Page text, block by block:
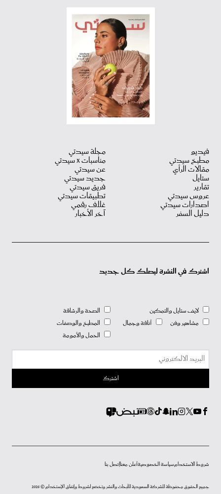
فيديو
مطبخ سيدتي
مقالات الرأي
ستايل
تقارير
عروس سيدتي
اصدارات سيدتي
دليل السفر
مجلة سيدتي
مناسبات X سيدتي
عن سيدتي
جديد سيدتي
فريق سيدتي
تطبيقات سيدتي
غلاف رقمي
آخر الأخبار
اشترك في النشرة ليصلك كل جديد
لايف ستايل والتمكين
مشاهير وفن
أناقة وجمال
الصحة والرشاقة
المطبخ والوصفات
الحمل والأمومة
شروط الاستخدامسياسة الخصوصيةأعلن معناإتصل بنا
جميع الحقوق محفوظة للشركة السعودية للأبحاث والنشر وتخضع لشروط وإتفاق الإستخدام © 2026